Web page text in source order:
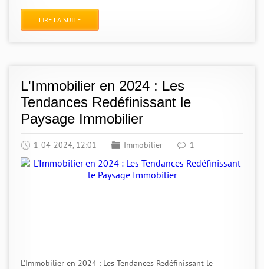
LIRE LA SUITE
L'Immobilier en 2024 : Les
Tendances Redéfinissant le
Paysage Immobilier
1-04-2024, 12:01 Immobilier 1
L'Immobilier en 2024 : Les Tendances Redéfinissant le